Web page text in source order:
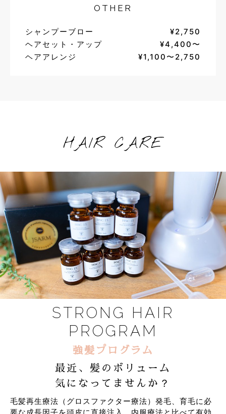
OTHER
シャンプーブロー
¥2,750
ヘアセット・アップ
¥4,400〜
ヘアアレンジ
¥1,100〜2,750
HAIR CARE
STRONG HAIR
PROGRAM
強髪プログラム
最近、髪のボリューム
気になってませんか？
毛髪再生療法（グロスファクター療法）発毛、育毛に必